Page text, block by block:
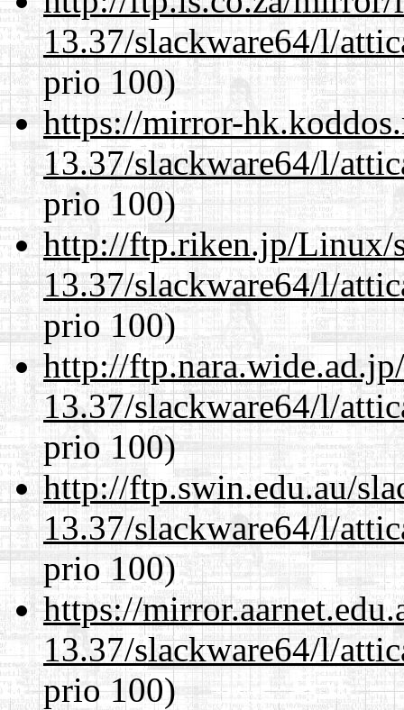
13.37/slackware64/l/
prio 100)
https://mirror-
13.37/slackware64/l/
prio 100)
http://ftp.riken.jp/Linux/
13.37/slackware64/l/
prio 100)
http://
13.37/slackware64/l/
prio 100)
http://ftp.swin.edu.au/
13.37/slackware64/l/
prio 100)
https://
13.37/slackware64/l/
prio 100)